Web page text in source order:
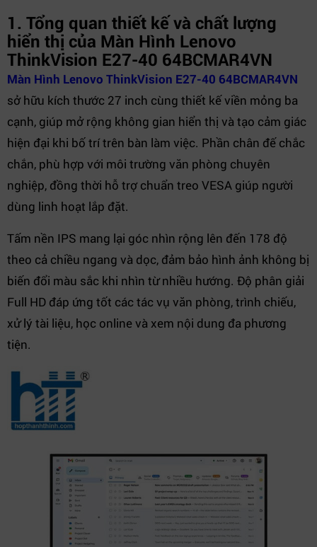
1. Tổng quan thiết kế và chất lượng
hiển thị của Màn Hình Lenovo
ThinkVision E27-40 64BCMAR4VN
Màn Hình Lenovo ThinkVision E27-40 64BCMAR4VN
sở hữu kích thước 27 inch cùng thiết kế viền mỏng ba
cạnh, giúp mở rộng không gian hiển thị và tạo cảm giác
hiện đại khi bố trí trên bàn làm việc. Phần chân đế chắc
chắn, phù hợp với môi trường văn phòng chuyên
nghiệp, đồng thời hỗ trợ chuẩn treo VESA giúp người
dùng linh hoạt lắp đặt.
Tấm nền IPS mang lại góc nhìn rộng lên đến 178 độ
theo cả chiều ngang và dọc, đảm bảo hình ảnh không bị
biến đổi màu sắc khi nhìn từ nhiều hướng. Độ phân giải
Full HD đáp ứng tốt các tác vụ văn phòng, trình chiếu,
xử lý tài liệu, học online và xem nội dung đa phương
tiện.